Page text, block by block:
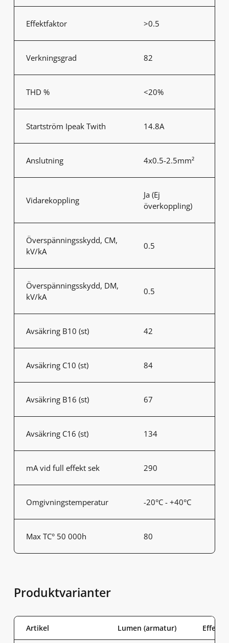
Effektfaktor >0.5
Verkningsgrad 82
THD % <20%
Startström Ipeak Twith 14.8A
Anslutning 4x0.5-2.5mm²
Vidarekoppling
Ja (Ej
överkoppling)
Överspänningsskydd, CM,
kV/kA
0.5
Överspänningsskydd, DM,
kV/kA
0.5
Avsäkring B10 (st) 42
Avsäkring C10 (st) 84
Avsäkring B16 (st) 67
Avsäkring C16 (st) 134
mA vid full effekt sek 290
Omgivningstemperatur -20°C - +40°C
Max TC° 50 000h 80
Produktvarianter
Artikel Lumen (armatur) Effekt